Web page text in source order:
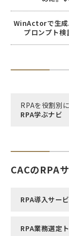
WinActorで生成
プロンプト検
RPAを役割別
RPA学ぶナビ
CACのRPA
RPA導入サー
RPA業務選定